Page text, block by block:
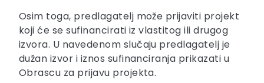
Osim toga, predlagatelj može prijaviti projekt
koji će se sufinancirati iz vlastitog ili drugog
izvora. U navedenom slučaju predlagatelj je
dužan izvor i iznos sufinanciranja prikazati u
Obrascu za prijavu projekta.